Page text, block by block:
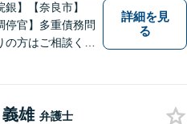
銀】【奈良市】
停官】多重債務問
の方はご相談くだ
ご相談ください。
詳細を見
る
義雄 弁護士